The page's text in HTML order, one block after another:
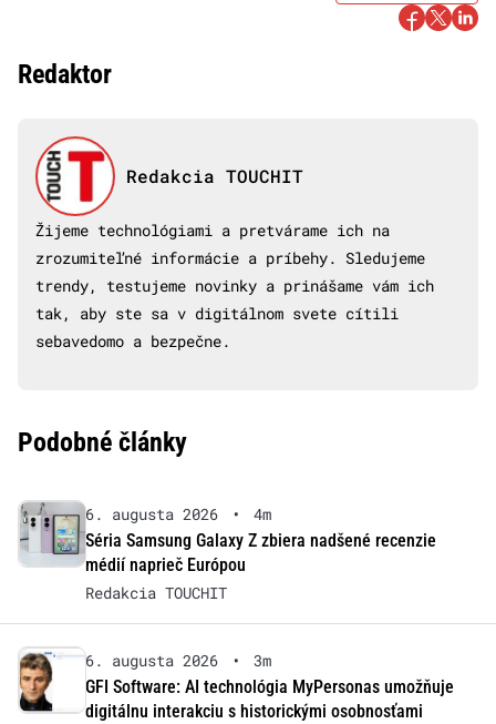
Redaktor
Redakcia TOUCHIT
Žijeme technológiami a pretvárame ich na
zrozumiteľné informácie a príbehy. Sledujeme
trendy, testujeme novinky a prinášame vám ich
tak, aby ste sa v digitálnom svete cítili
sebavedomo a bezpečne.
Podobné články
6. augusta 2026 •
4m
Séria Samsung Galaxy Z zbiera nadšené recenzie
médií naprieč Európou
Redakcia TOUCHIT
6. augusta 2026 •
3m
GFI Software: AI technológia MyPersonas umožňuje
digitálnu interakciu s historickými osobnosťami